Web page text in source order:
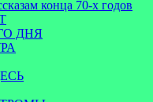
конца 70-х годов
ДНЯ